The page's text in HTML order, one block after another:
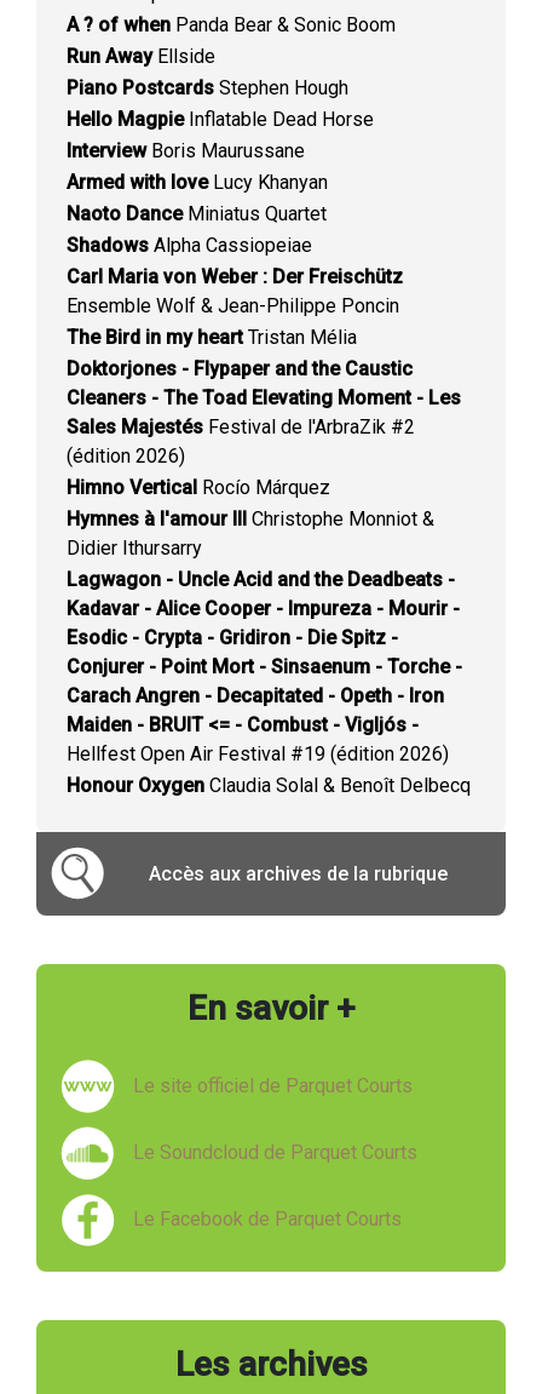
A ? of when Panda Bear & Sonic Boom
Run AwayEllside
Piano Postcards Stephen Hough
Hello MagpieInflatable Dead Horse
InterviewBoris Maurussane
Armed with loveLucy Khanyan
Naoto DanceMiniatus Quartet
Shadows Alpha Cassiopeiae
Carl Maria von Weber : Der Freischütz
Ensemble Wolf & Jean-Philippe Poncin
The Bird in my heartTristan Mélia
Doktorjones - Flypaper and the Caustic
Cleaners - The Toad Elevating Moment - Les
Sales Majestés Festival de l'ArbraZik #2
(édition 2026)
Himno Vertical Rocío Márquez
Hymnes à l'amour III Christophe Monniot &
Didier Ithursarry
Lagwagon - Uncle Acid and the Deadbeats -
Kadavar - Alice Cooper - Impureza - Mourir -
Esodic - Crypta - Gridiron - Die Spitz -
Conjurer - Point Mort - Sinsaenum - Torche -
Carach Angren - Decapitated - Opeth - Iron
Maiden - BRUIT <= - Combust - Vigljós -
Hellfest Open Air Festival #19 (édition 2026)
Honour Oxygen Claudia Solal & Benoît Delbecq
Accès aux archives de la rubrique
En savoir +
Le site officiel de Parquet Courts
Le Soundcloud de Parquet Courts
Le Facebook de Parquet Courts
Les archives